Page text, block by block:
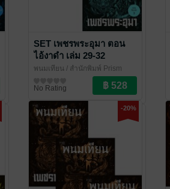
SET เพชรพระอุมา ตอน
ไอ้งาดำ เล่ม 29-32
พนมเทียน / สำนักพิมพ์ Prism
นิยายผจญภัย/บู๊แอกชัน
No Rating
-20%